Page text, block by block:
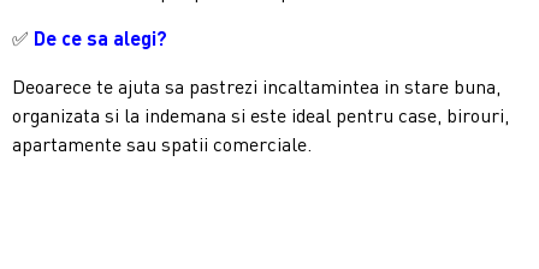
✅ De ce sa alegi?
Deoarece te ajuta sa pastrezi incaltamintea in stare buna,
organizata si la indemana si este ideal pentru case, birouri,
apartamente sau spatii comerciale.